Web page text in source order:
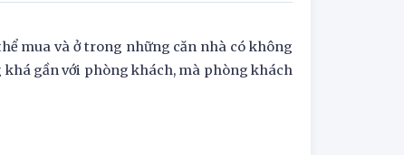
mua và ở trong những căn nhà có không
gần với phòng khách, mà phòng khách